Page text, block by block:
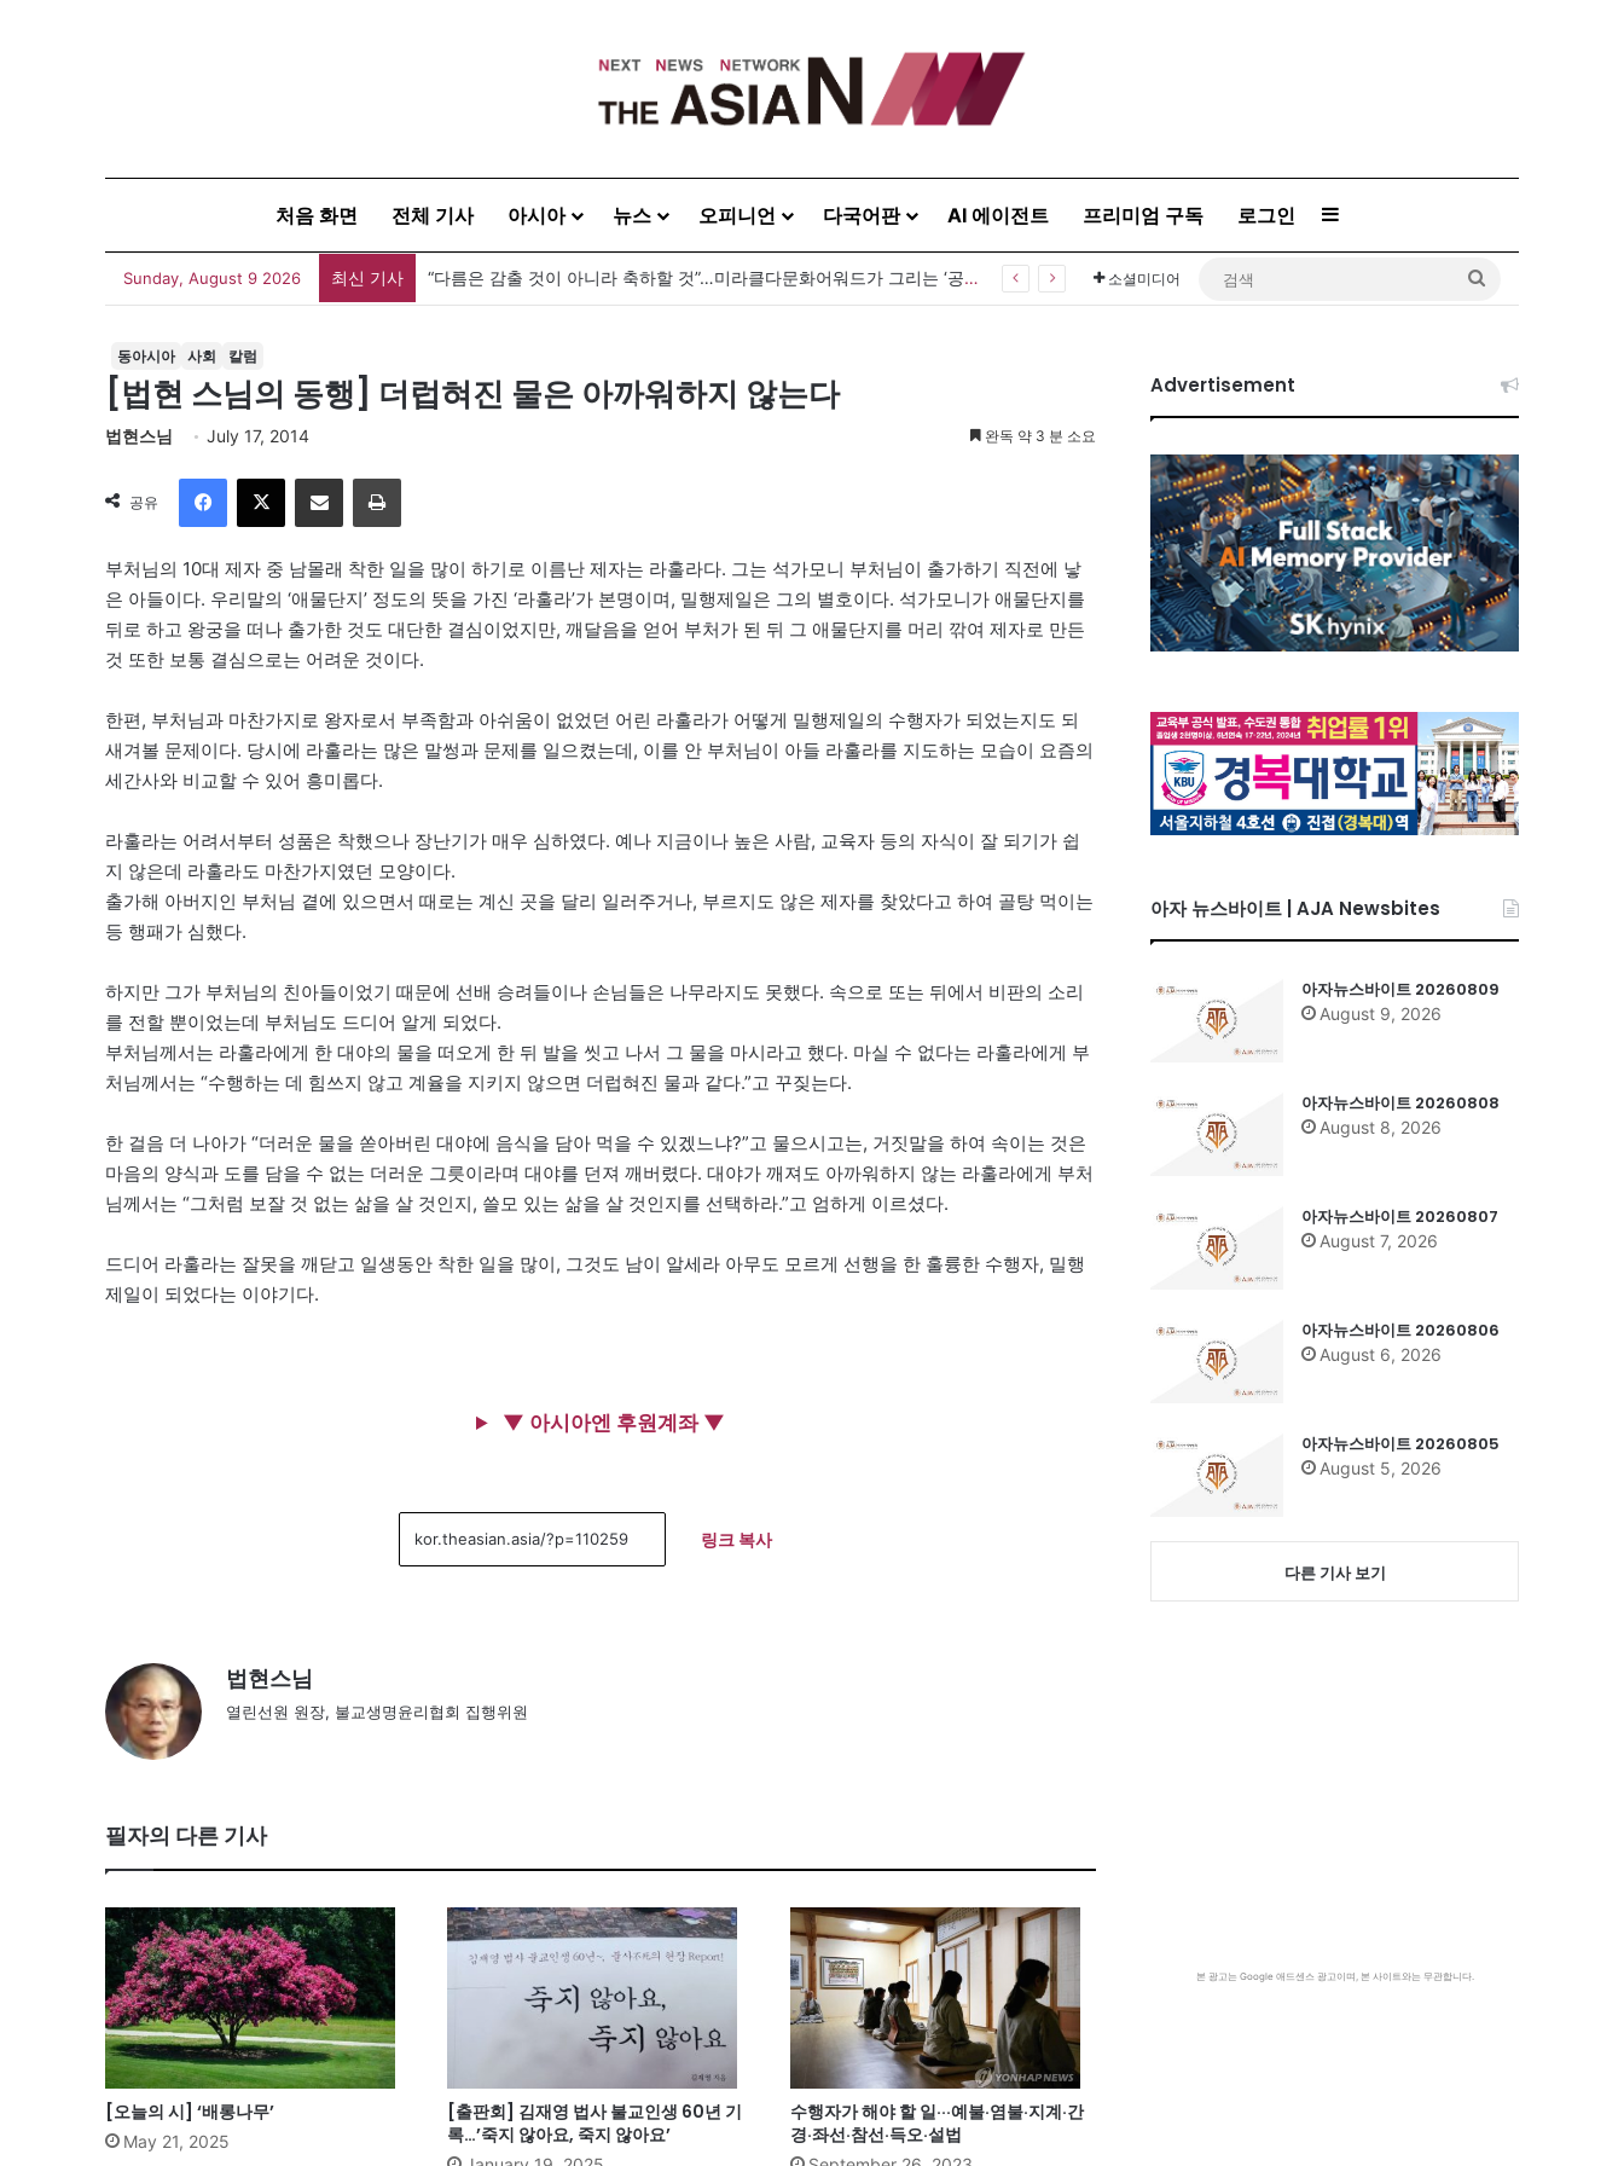
처음 화면 전체 기사 아시아 뉴스 오피니언 다국어판 AI 에이전트 프리미엄 구독 로그인 Sidebar
Sunday, August 9 2026 최신 기사 “다름은 감출 것이 아니라 축하할 것”…미라클다문화어워드가 그리는 ‘공존’의 미래 소셜미디어
동아시아 사회 칼럼
[법현 스님의 동행] 더럽혀진 물은 아까워하지 않는다
법현스님 July 17, 2014 완독 약 3 분 소요
공유
이메일
부처님의 10대 제자 중 남몰래 착한 일을 많이 하기로 이름난 제자는 라훌라다. 그는 석가모니 부처님이 출가하기 직전에 낳
은 아들이다. 우리말의 ‘애물단지’ 정도의 뜻을 가진 ‘라훌라’가 본명이며, 밀행제일은 그의 별호이다. 석가모니가 애물단지를
뒤로 하고 왕궁을 떠나 출가한 것도 대단한 결심이었지만, 깨달음을 얻어 부처가 된 뒤 그 애물단지를 머리 깎여 제자로 만든
것 또한 보통 결심으로는 어려운 것이다.
한편, 부처님과 마찬가지로 왕자로서 부족함과 아쉬움이 없었던 어린 라훌라가 어떻게 밀행제일의 수행자가 되었는지도 되
새겨볼 문제이다. 당시에 라훌라는 많은 말썽과 문제를 일으켰는데, 이를 안 부처님이 아들 라훌라를 지도하는 모습이 요즘의
세간사와 비교할 수 있어 흥미롭다.
라훌라는 어려서부터 성품은 착했으나 장난기가 매우 심하였다. 예나 지금이나 높은 사람, 교육자 등의 자식이 잘 되기가 쉽
지 않은데 라훌라도 마찬가지였던 모양이다.
출가해 아버지인 부처님 곁에 있으면서 때로는 계신 곳을 달리 일러주거나, 부르지도 않은 제자를 찾았다고 하여 골탕 먹이는
등 행패가 심했다.
하지만 그가 부처님의 친아들이었기 때문에 선배 승려들이나 손님들은 나무라지도 못했다. 속으로 또는 뒤에서 비판의 소리
를 전할 뿐이었는데 부처님도 드디어 알게 되었다.
부처님께서는 라훌라에게 한 대야의 물을 떠오게 한 뒤 발을 씻고 나서 그 물을 마시라고 했다. 마실 수 없다는 라훌라에게 부
처님께서는 “수행하는 데 힘쓰지 않고 계율을 지키지 않으면 더럽혀진 물과 같다.”고 꾸짖는다.
한 걸음 더 나아가 “더러운 물을 쏟아버린 대야에 음식을 담아 먹을 수 있겠느냐?”고 물으시고는, 거짓말을 하여 속이는 것은
마음의 양식과 도를 담을 수 없는 더러운 그릇이라며 대야를 던져 깨버렸다. 대야가 깨져도 아까워하지 않는 라훌라에게 부처
님께서는 “그처럼 보잘 것 없는 삶을 살 것인지, 쓸모 있는 삶을 살 것인지를 선택하라.”고 엄하게 이르셨다.
드디어 라훌라는 잘못을 깨닫고 일생동안 착한 일을 많이, 그것도 남이 알세라 아무도 모르게 선행을 한 훌륭한 수행자, 밀행
제일이 되었다는 이야기다.
▼ 아시아엔 후원계좌 ▼
링크 복사
법현스님
열린선원 원장, 불교생명윤리협회 집행위원
필자의 다른 기사
[오늘의 시] ‘배롱나무’
May 21, 2025
[출판회] 김재영 법사 불교인생 60년 기
록…’죽지 않아요, 죽지 않아요’
수행자가 해야 할 일···예불·염불·지계·간
경·좌선·참선·득오·설법
Advertisement
아자 뉴스바이트 | AJA Newsbites
아자뉴스바이트 20260809
August 9, 2026
아자뉴스바이트 20260808
August 8, 2026
아자뉴스바이트 20260807
August 7, 2026
아자뉴스바이트 20260806
August 6, 2026
아자뉴스바이트 20260805
August 5, 2026
다른 기사 보기
본 광고는 Google 애드센스 광고이며, 본 사이트와는 무관합니다.